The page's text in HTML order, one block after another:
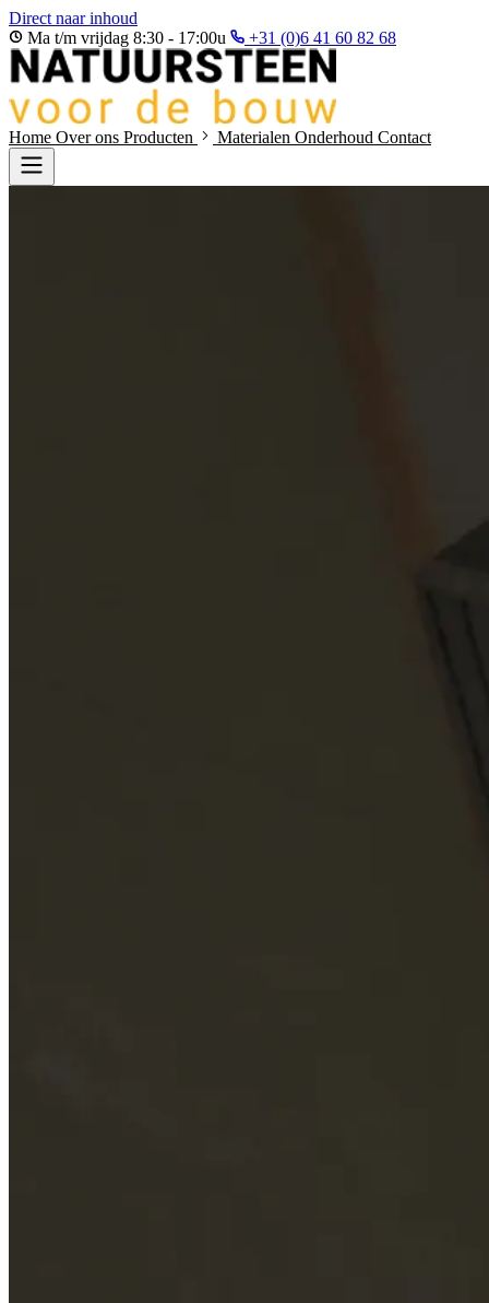
Direct naar inhoud
Ma t/m vrijdag 8:30 - 17:00u
+31 (0)6 41 60 82 68
Home Over ons Producten Materialen Onderhoud Contact